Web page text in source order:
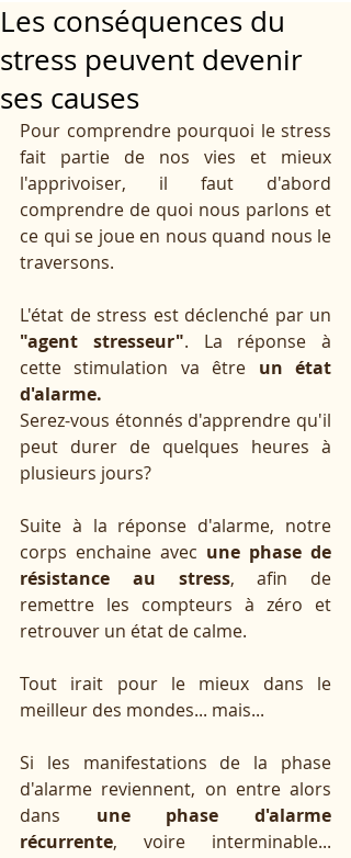
Les conséquences du
stress peuvent devenir
ses causes
Pour comprendre pourquoi le stress
fait partie de nos vies et mieux
l'apprivoiser, il faut d'abord
comprendre de quoi nous parlons et
ce qui se joue en nous quand nous le
traversons.
"agent stresseur". La réponse à
cette stimulation va être un état
d'alarme.
Serez-vous étonnés d'apprendre qu'il
peut durer de quelques heures à
plusieurs jours?
Suite à la réponse d'alarme, notre
corps enchaine avec une phase de
résistance au stress, afin de
remettre les compteurs à zéro et
retrouver un état de calme.
Tout irait pour le mieux dans le
meilleur des mondes... mais...
Si les manifestations de la phase
d'alarme reviennent, on entre alors
dans une phase d'alarme
récurrente, voire interminable...